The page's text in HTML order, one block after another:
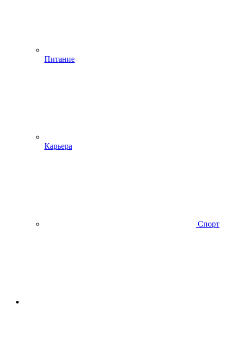
Питание
Карьера
Спорт